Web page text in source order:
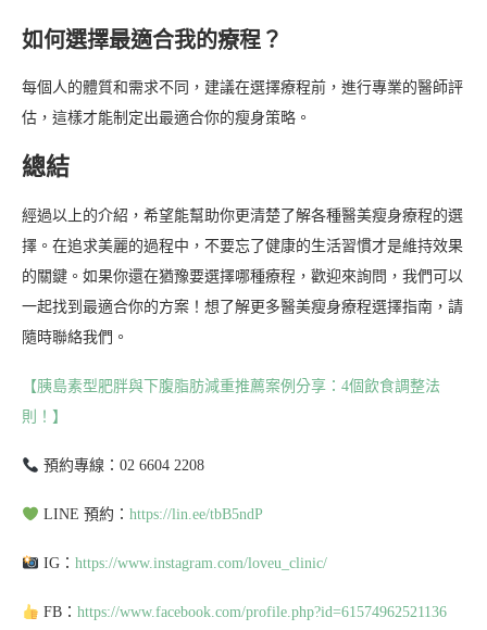
如何選擇最適合我的療程？
每個人的體質和需求不同，建議在選擇療程前，進行專業的醫師評
估，這樣才能制定出最適合你的瘦身策略。
總結
經過以上的介紹，希望能幫助你更清楚了解各種醫美瘦身療程的選
擇。在追求美麗的過程中，不要忘了健康的生活習慣才是維持效果
的關鍵。如果你還在猶豫要選擇哪種療程，歡迎來詢問，我們可以
一起找到最適合你的方案！想了解更多醫美瘦身療程選擇指南，請
隨時聯絡我們。
【胰島素型肥胖與下腹脂肪減重推薦案例分享：4個飲食調整法
則！】
預約專線：02 6604 2208
LINE 預約： https://lin.ee/tbB5ndP
IG： https://www.instagram.com/loveu_clinic/
FB： https://www.facebook.com/profile.php?id=61574962521136